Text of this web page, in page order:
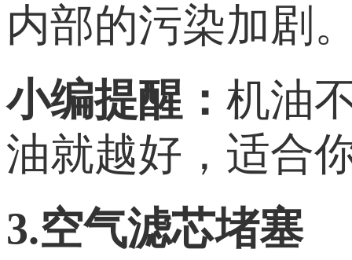
内部的污染加剧
小编提醒 ： 机油
油就越好，适合
3.空气滤芯堵塞